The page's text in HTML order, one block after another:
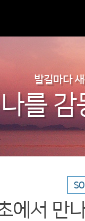
발길마다
나를
에서 만